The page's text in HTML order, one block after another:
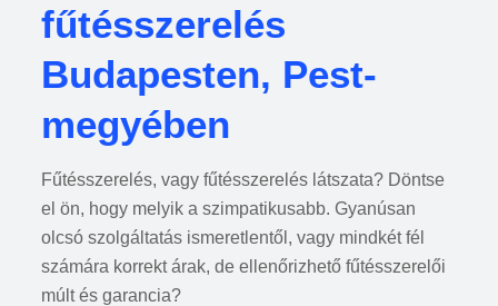
fűtésszerelés
Budapesten, Pest-
megyében
Fűtésszerelés, vagy fűtésszerelés látszata? Döntse
el ön, hogy melyik a szimpatikusabb. Gyanúsan
olcsó szolgáltatás ismeretlentől, vagy mindkét fél
számára korrekt árak, de ellenőrizhető fűtésszerelői
múlt és garancia?